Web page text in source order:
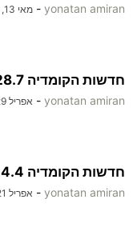
yonatan amiran
- מאי 13, 2017
חדשות הקומדיה 22.7-28.7
yonatan amiran
- אפריל 29, 2017
חדשות הקומדיה 21.4-14.4
yonatan amiran
- אפריל 21, 2017